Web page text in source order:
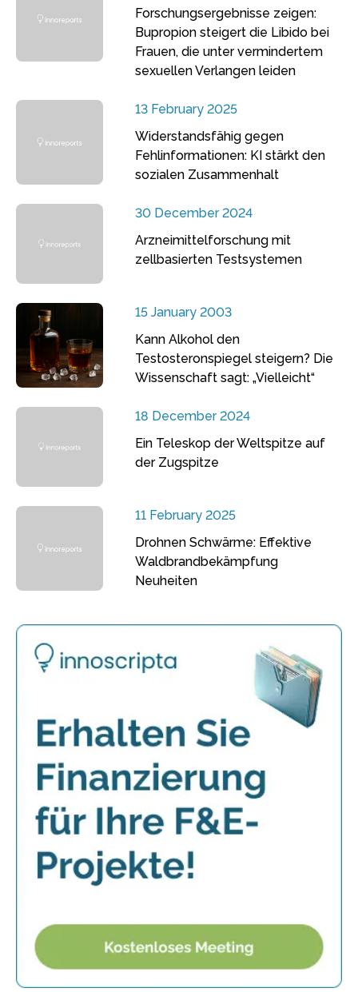
Forschungsergebnisse zeigen:
Bupropion steigert die Libido bei
Frauen, die unter vermindertem
sexuellen Verlangen leiden
13 February 2025
Widerstandsfähig gegen
Fehlinformationen: KI stärkt den
sozialen Zusammenhalt
30 December 2024
Arzneimittelforschung mit
zellbasierten Testsystemen
15 January 2003
Kann Alkohol den
Testosteronspiegel steigern? Die
Wissenschaft sagt: „Vielleicht“
18 December 2024
Ein Teleskop der Weltspitze auf
der Zugspitze
11 February 2025
Drohnen Schwärme: Effektive
Waldbrandbekämpfung
Neuheiten